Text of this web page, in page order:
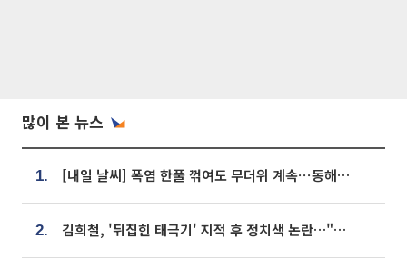
많이 본 뉴스
1. [내일 날씨] 폭염 한풀 꺾여도 무더위 계속⋯동해안 이틀 연속 비
2. 김희철, '뒤집힌 태극기' 지적 후 정치색 논란…"좌우 떠나 우리나라 국기"